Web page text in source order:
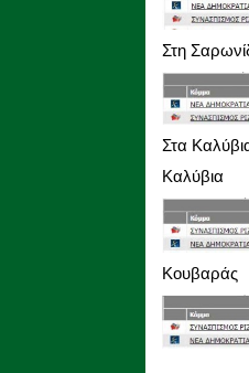
Στη
Στα
Καλύβια
Κουβαράς